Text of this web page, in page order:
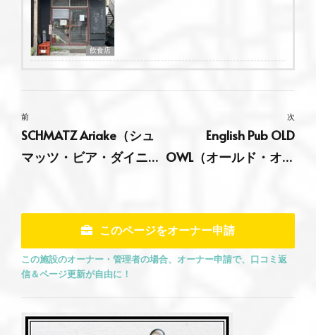
飲食店
前
SCHMATZ Ariake（シュ
マッツ・ビア・ダイニ
次
English Pub OLD
OWL（オールド・オウ
このページをオーナー申請
この施設のオーナー・管理者の場合、オーナー申請で、口コミ返
信＆ページ更新が自由に！